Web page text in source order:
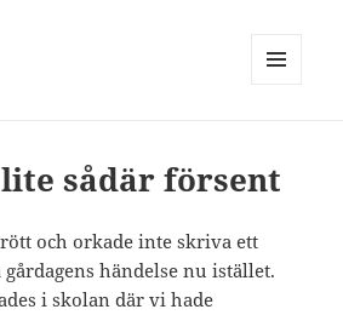
sådär försent
och orkade inte skriva ett
händelse nu istället.
i skolan där vi hade